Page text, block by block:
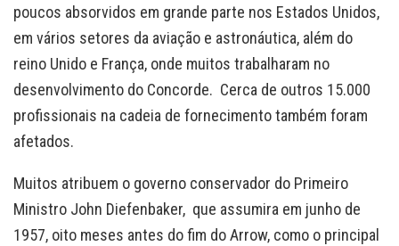
poucos absorvidos em grande parte nos Estados Unidos,
em vários setores da aviação e astronáutica, além do
reino Unido e França, onde muitos trabalharam no
desenvolvimento do Concorde. Cerca de outros 15.000
profissionais na cadeia de fornecimento também foram
afetados.
Muitos atribuem o governo conservador do Primeiro
Ministro John Diefenbaker, que assumira em junho de
1957, oito meses antes do fim do Arrow, como o principal